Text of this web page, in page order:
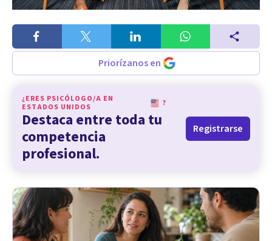
Priorízanos en
¿ERES PSICÓLOGO/A EN
ESTADOS UNIDOS
?
Destaca entre toda tu
competencia
profesional.
Registrarse